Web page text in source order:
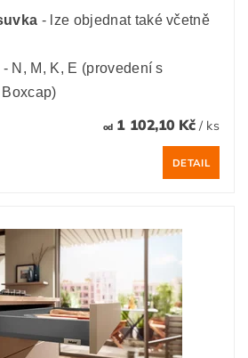
- lze objednat také včetně
N, M, K, E (provedení s
od1 102,10 Kč / ks
DETAIL